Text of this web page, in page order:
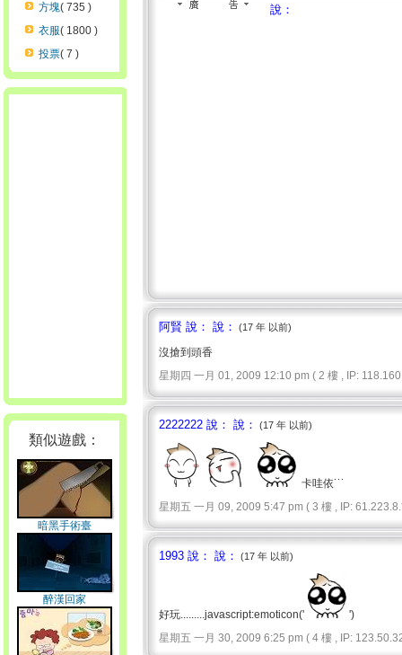
方塊( 735 )
衣服( 1800 )
投票( 7 )
類似遊戲：
暗黑手術臺
醉漢回家
說：
阿賢 說： 說： (17 年 以前)
沒搶到頭香
星期四 一月 01, 2009 12:10 pm ( 2 樓 , IP:
2222222 說： 說： (17 年 以前)
卡哇依˙˙˙
星期五 一月 09, 2009 5:47 pm ( 3 樓 , IP:
1993 說： 說： (17 年 以前)
好玩.........javascript:emoticon('
')
星期五 一月 30, 2009 6:25 pm ( 4 樓 , IP: